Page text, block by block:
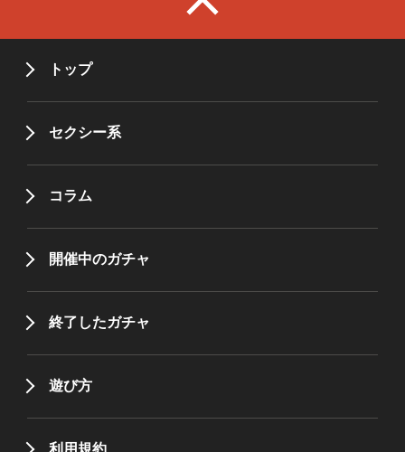
トップ
セクシー系
コラム
開催中のガチャ
終了したガチャ
遊び方
利用規約